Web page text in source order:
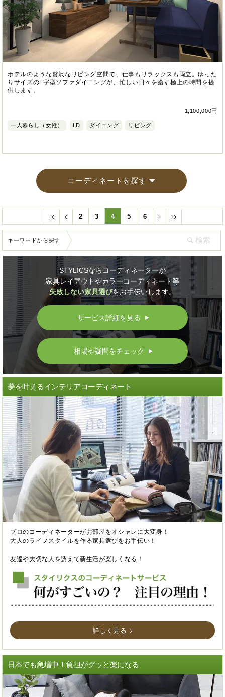
ホテルのような贅沢なリビング空間で、仕事もリラックスも両立。ゆった
りサイズのL字型ソファダイニングが、忙しい日々を癒す極上の時間を提
供します。
1,100,000円
一人暮らし（女性） LD ダイニング リビング
コーディネートを探す
2 3 4 5 6
キーワードから探す
STYLICSならコーディネーターが
家具レイアウトやカラーコーディネート等
失敗しない家具選びをお手伝いします。
サービス詳細を見る ▲
相場や疑問をチェック ▲
夢を叶えるインテリアコーディネート
プロのコーディネーターがお部屋をオシャレに大変身！
大人のライフスタイルを作る家具選びをお手伝い！
友達や大切な人を誘えて新生活が楽しくなる！
詳しく見る
日本でも急増中！負担がグッと楽になる